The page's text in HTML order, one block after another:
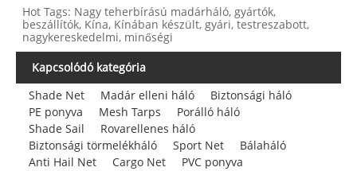
Hot Tags: Nagy teherbírású madárháló, gyártók,
beszállítók, Kína, Kínában készült, gyári, testreszabott,
nagykereskedelmi, minőségi
Kapcsolódó kategória
Shade Net
Madár elleni háló
Biztonsági háló
PE ponyva
Mesh Tarps
Porálló háló
Shade Sail
Rovarellenes háló
Biztonsági törmelékháló
Sport Net
Bálaháló
Anti Hail Net
Cargo Net
PVC ponyva